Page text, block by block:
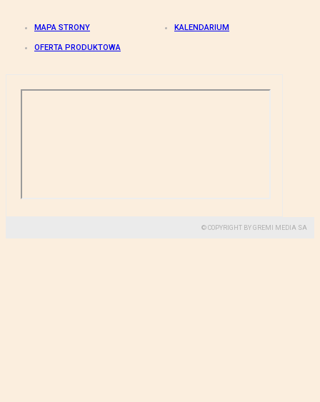
MAPA STRONY KALENDARIUM
OFERTA PRODUKTOWA
© COPYRIGHT BY GREMI MEDIA SA